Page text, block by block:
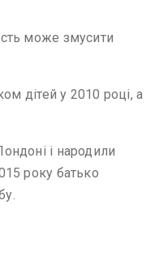
може змусити
дітей у 2010 році, а
і народили
року батько